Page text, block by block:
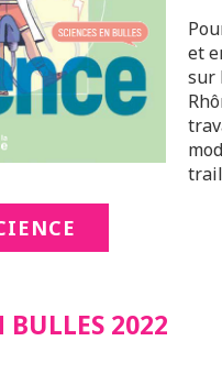
et
sur
BULLES 2022